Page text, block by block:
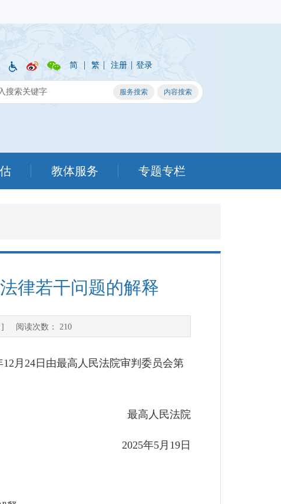
简 | 繁 | 注册 | 登录
教体服务 专题专栏
律若干问题的解释
阅读次数： 210
月24日由最高人民法院审判委员会第
最高人民法院
2025年5月19日